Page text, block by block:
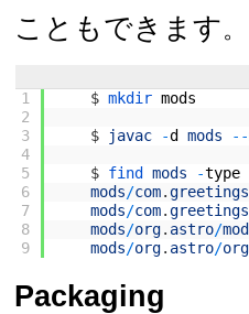
こともできます。
1
2
3
4
5
6
7
8
9
$ mkdir mods
$ javac -d mods --
$ find mods -type
mods/com.greetings
mods/com.greetings
mods/org. astro/
mods/org. astro/org
Packaging